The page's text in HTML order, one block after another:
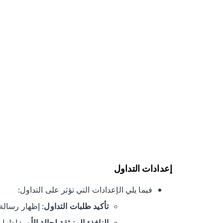
إعدادات التداول
فيما يلي الإعدادات التي تؤثر على التداول:
تأكيد طلبات التداول: إظهار